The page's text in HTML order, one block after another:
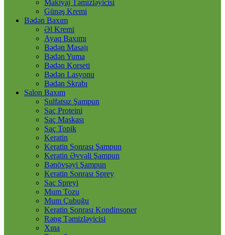
Makiyaj Təmizləyicisi
Günəş Kremi
Bədən Baxım
Əl Kremi
Ayaq Baxımı
Bədən Masajı
Bədən Yuma
Bədən Korseti
Bədən Lasyonu
Bədən Skrabı
Salon Baxım
Sulfatsız Şampun
Saç Proteini
Saç Maskası
Saç Topik
Keratin
Keratin Sonrası Şampun
Keratin Əvvəli Şampun
Bənövşəyi Şampun
Keratin Sonrası Sprey
Saç Spreyi
Mum Tozu
Mum Çubuğu
Keratin Sonrası Kondinsoner
Rəng Təmizləyicisi
Xına